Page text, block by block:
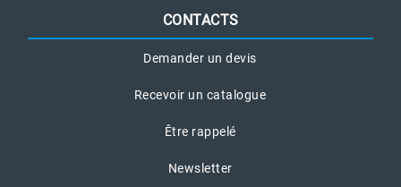
CONTACTS
Demander un devis
Recevoir un catalogue
Être rappelé
Newsletter